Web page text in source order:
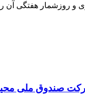
روزشمار هفتگی آن را
صندوق ملی